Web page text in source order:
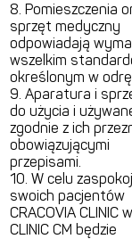
8. Pomieszczenia
sprzęt medyczny
odpowiadają
wszelkim
określonym w
9. Aparatura i
do użycia i
zgodnie z ich
obowiązującymi
przepisami.
10. W celu
swoich pacjentów
CRACOVIA
CLINIC CM będzie